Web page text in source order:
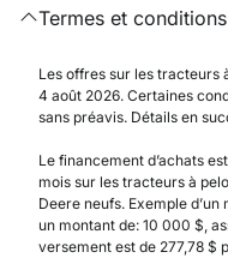
Termes et conditions
Les offres sur les tracteurs
4 août 2026. Certaines
sans préavis. Détails en
Le financement d’achats
mois sur les tracteurs à
Deere neufs. Exemple
un montant de: 10 000 $,
versement est de 277,78 $